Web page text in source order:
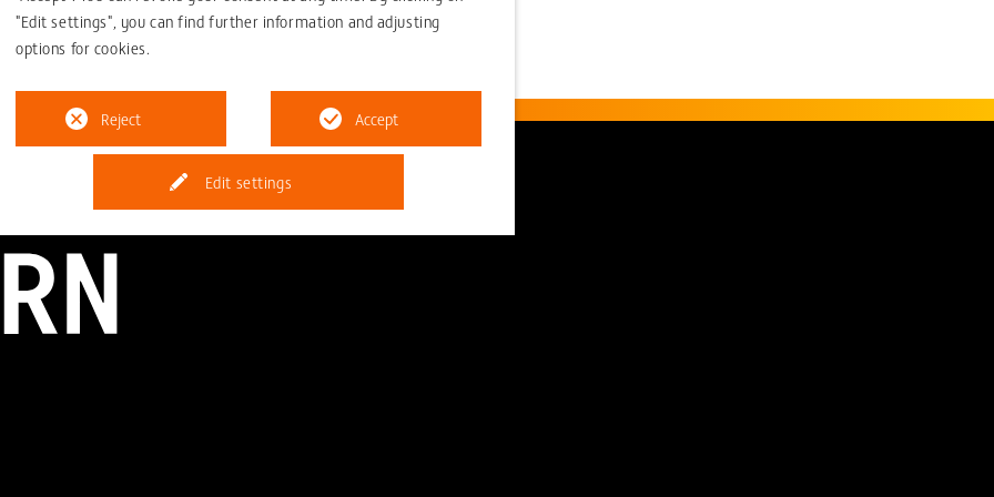
back to overview
"Edit settings", you can find further information and adjusting
options for cookies.
Edit settings
Reject Accept